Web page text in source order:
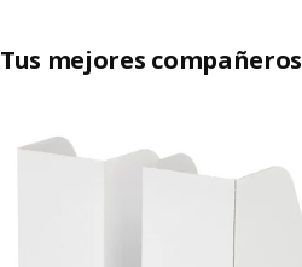
Tus mejores compañeros
Saltar listado